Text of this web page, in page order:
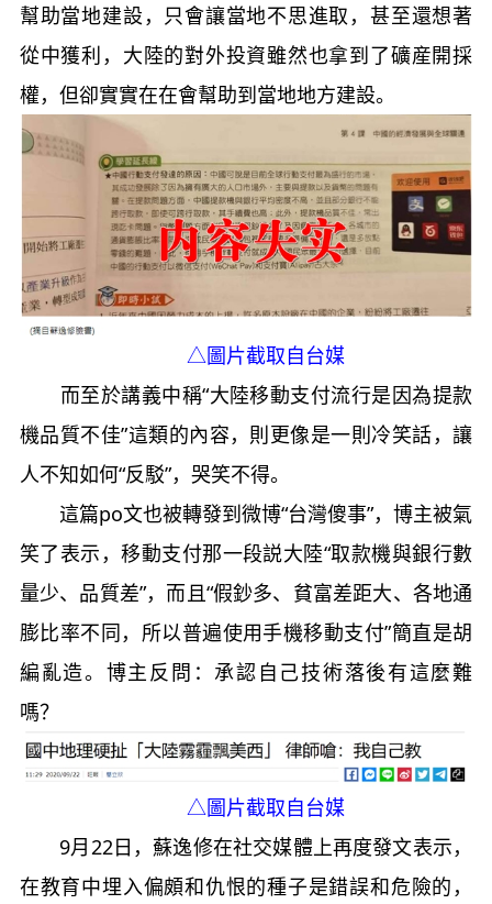
幫助當地建設，只會讓當地不思進取，甚至還想著
從中獲利，大陸的對外投資雖然也拿到了礦産開採
權，但卻實實在在會幫助到當地地方建設。
△圖片截取自台媒
而至於講義中稱“大陸移動支付流行是因為提款
機品質不佳”這類的內容，則更像是一則冷笑話，讓
人不知如何“反駁”，哭笑不得。
這篇po文也被轉發到微博“台灣傻事”，博主被氣
笑了表示，移動支付那一段説大陸“取款機與銀行數
量少、品質差”，而且“假鈔多、貧富差距大、各地通
膨比率不同，所以普遍使用手機移動支付”簡直是胡
編亂造。博主反問：承認自己技術落後有這麼難
嗎？
△圖片截取自台媒
9月22日，蘇逸修在社交媒體上再度發文表示，
在教育中埋入偏頗和仇恨的種子是錯誤和危險的，